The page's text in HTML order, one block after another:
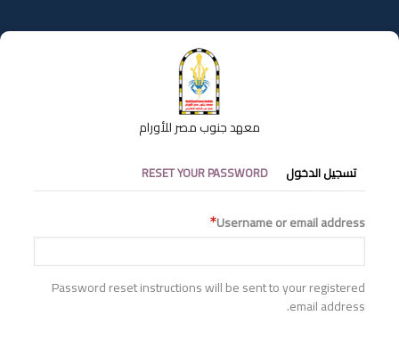
إلى
المحتوى
معهد جنوب مصر للأورام
التبويبات
الأساسية
تسجيل الدخول RESET YOUR PASSWORD
Username or email address
Password reset instructions will be sent to your registered
email address.